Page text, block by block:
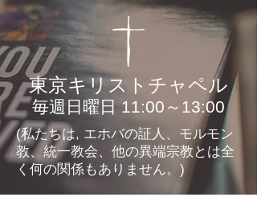
東京キリストチャペル
毎週日曜日 11:00～13:00
(私たちは, エホバの証人、モルモン
教、統一教会、他の異端宗教とは全
く何の関係もありません。)